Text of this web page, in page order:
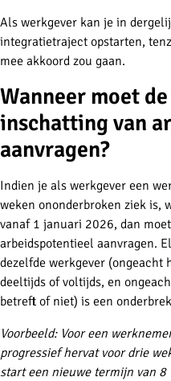
Als werkgever kan je in
integratietraject opstarten,
mee akkoord zou gaan.
Wanneer moet
inschatting van
aanvragen?
Indien je als werkgever een
weken ononderbroken ziek is,
vanaf 1 januari 2026, dan
arbeidspotentieel aanvragen.
dezelfde werkgever (ongeacht
deeltijds of voltijds, en
betreft of niet) is een
Voorbeeld: Voor een
progressief hervat voor drie
start een nieuwe termijn van 8